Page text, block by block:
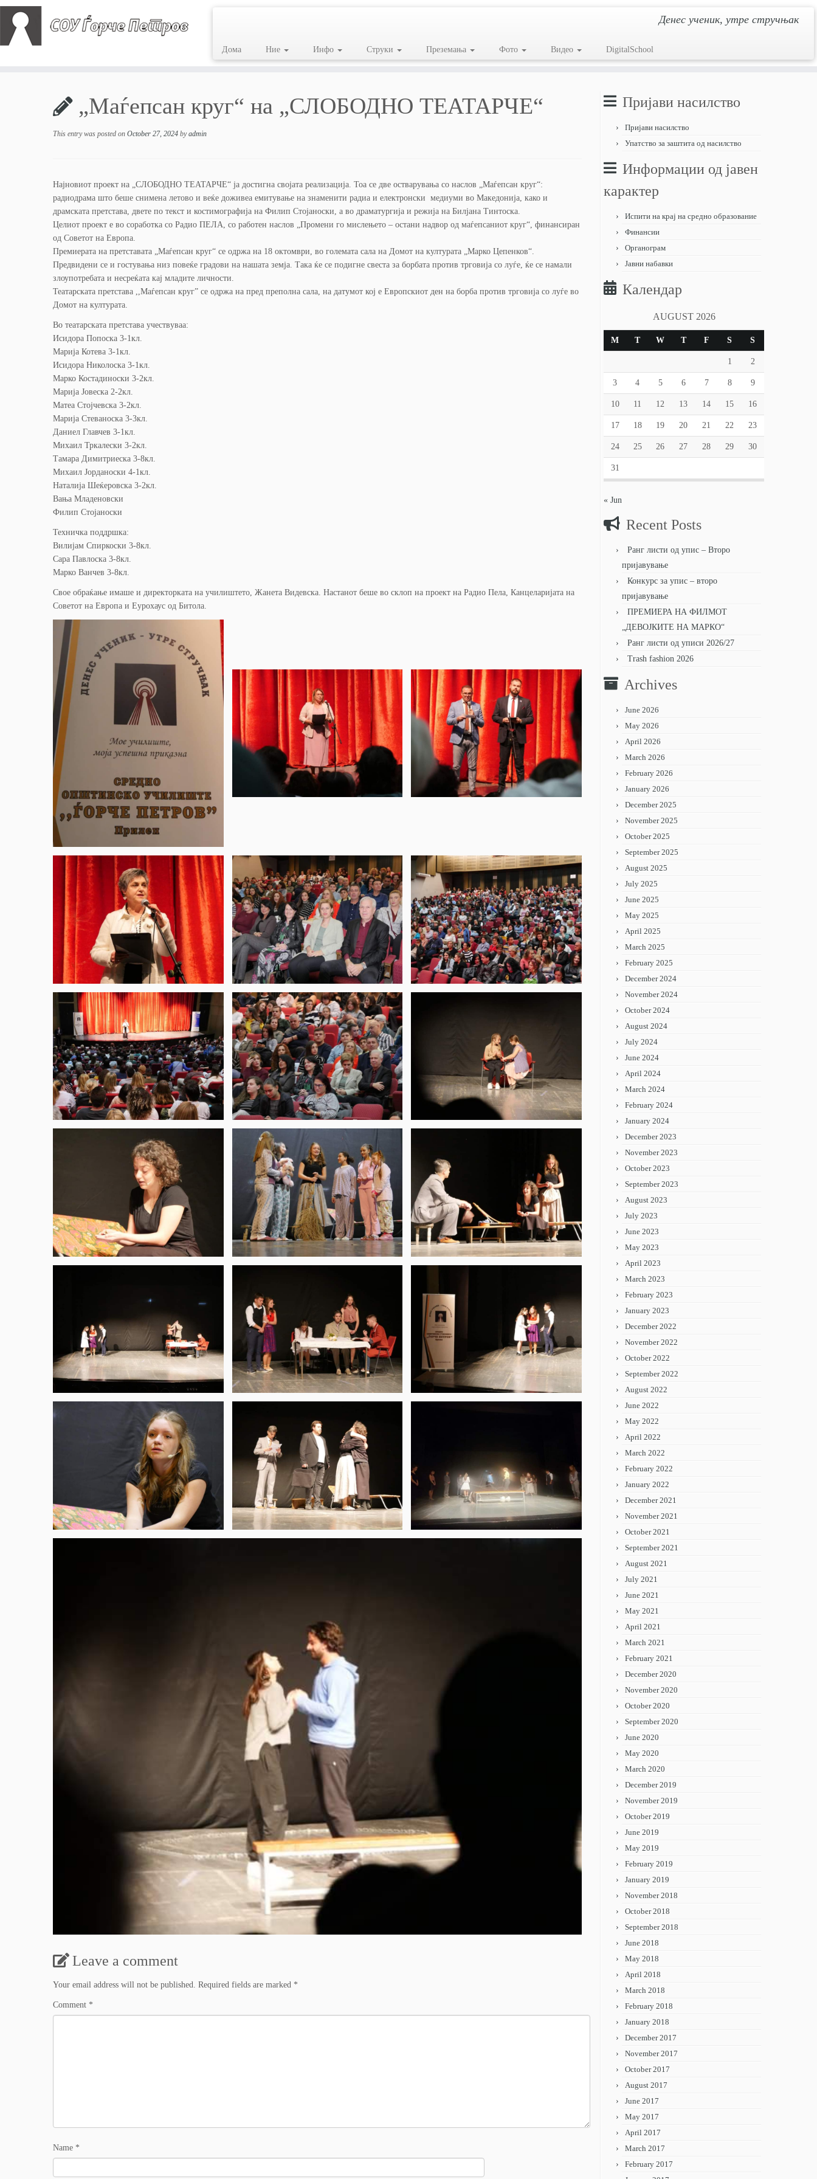
Денес ученик, утре стручњак
Дома Ние Инфо Струки Преземања Фото Видео DigitalSchool
„Маѓепсан круг“ на „СЛОБОДНО ТЕАТАРЧЕ“
This entry was posted on October 27, 2024 byadmin
Најновиот проект на „СЛОБОДНО ТЕАТАРЧЕ“ ја достигна својата реализација. Тоа се две остварувања со наслов „Маѓепсан круг“:
радиодрама што беше снимена летово и веќе доживеа емитување на знаменити радиа и електронски медиуми во Македонија, како и
драмската претстава, двете по текст и костимографија на Филип Стојаноски, а во драматургија и режија на Билјана Тинтоска.
Целиот проект е во соработка со Радио ПЕЛА, со работен наслов „Промени го мислењето – остани надвор од маѓепсаниот круг“, финансиран
од Советот на Европа.
Премиерата на претставата „Маѓепсан круг“ се одржа на 18 октомври, во големата сала на Домот на културата „Марко Цепенков“.
Предвидени се и гостувања низ повеќе градови на нашата земја. Така ќе се подигне свеста за борбата против трговија со луѓе, ќе се намали
злоупотребата и несреќата кај младите личности.
Театарската претстава ,,Маѓепсан круг” се одржа на пред преполна сала, на датумот кој е Европскиот ден на борба против трговија со луѓе во
Домот на културата.
Во театарската претстава учествуваа:
Исидора Попоска 3-1кл.
Марија Котева 3-1кл.
Исидора Николоска 3-1кл.
Марко Костадиноски 3-2кл.
Марија Јовеска 2-2кл.
Матеа Стојчевска 3-2кл.
Марија Стеваноска 3-3кл.
Даниел Главчев 3-1кл.
Михаил Тркалески 3-2кл.
Тамара Димитриеска 3-8кл.
Михаил Јорданоски 4-1кл.
Наталија Шеќеровска 3-2кл.
Вања Младеновски
Филип Стојаноски
Техничка поддршка:
Вилијам Спиркоски 3-8кл.
Сара Павлоска 3-8кл.
Марко Ванчев 3-8кл.
Свое обраќање имаше и директорката на училиштето, Жанета Видевска. Настанот беше во склоп на проект на Радио Пела, Канцеларијата на
Советот на Европа и Еурохаус од Битола.
Leave a comment
Your email address will not be published. Required fields are marked *
Comment *
Name *
Пријави насилство
Пријави насилство
Упатство за заштита од насилство
Информации од јавен
карактер
Испити на крај на средно образование
Финансии
Органограм
Јавни набавки
Календар
AUGUST 2026
M T W T F S S
1 2
3 4 5 6 7 8 9
10 11 12 13 14 15 16
17 18 19 20 21 22 23
24 25 26 27 28 29 30
31
« Jun
Recent Posts
Ранг листи од упис – Второ
пријавување
Конкурс за упис – второ
пријавување
ПРЕМИЕРА НА ФИЛМОТ
„ДЕВОЈКИТЕ НА МАРКО“
Ранг листи од уписи 2026/27
Trash fashion 2026
Archives
June 2026
May 2026
April 2026
March 2026
February 2026
January 2026
December 2025
November 2025
October 2025
September 2025
August 2025
July 2025
June 2025
May 2025
April 2025
March 2025
February 2025
December 2024
November 2024
October 2024
August 2024
July 2024
June 2024
April 2024
March 2024
February 2024
January 2024
December 2023
November 2023
October 2023
September 2023
August 2023
July 2023
June 2023
May 2023
April 2023
March 2023
February 2023
January 2023
December 2022
November 2022
October 2022
September 2022
August 2022
June 2022
May 2022
April 2022
March 2022
February 2022
January 2022
December 2021
November 2021
October 2021
September 2021
August 2021
July 2021
June 2021
May 2021
April 2021
March 2021
February 2021
December 2020
November 2020
October 2020
September 2020
June 2020
May 2020
March 2020
December 2019
November 2019
October 2019
June 2019
May 2019
February 2019
January 2019
November 2018
October 2018
September 2018
June 2018
May 2018
April 2018
March 2018
February 2018
January 2018
December 2017
November 2017
October 2017
August 2017
June 2017
May 2017
April 2017
March 2017
February 2017